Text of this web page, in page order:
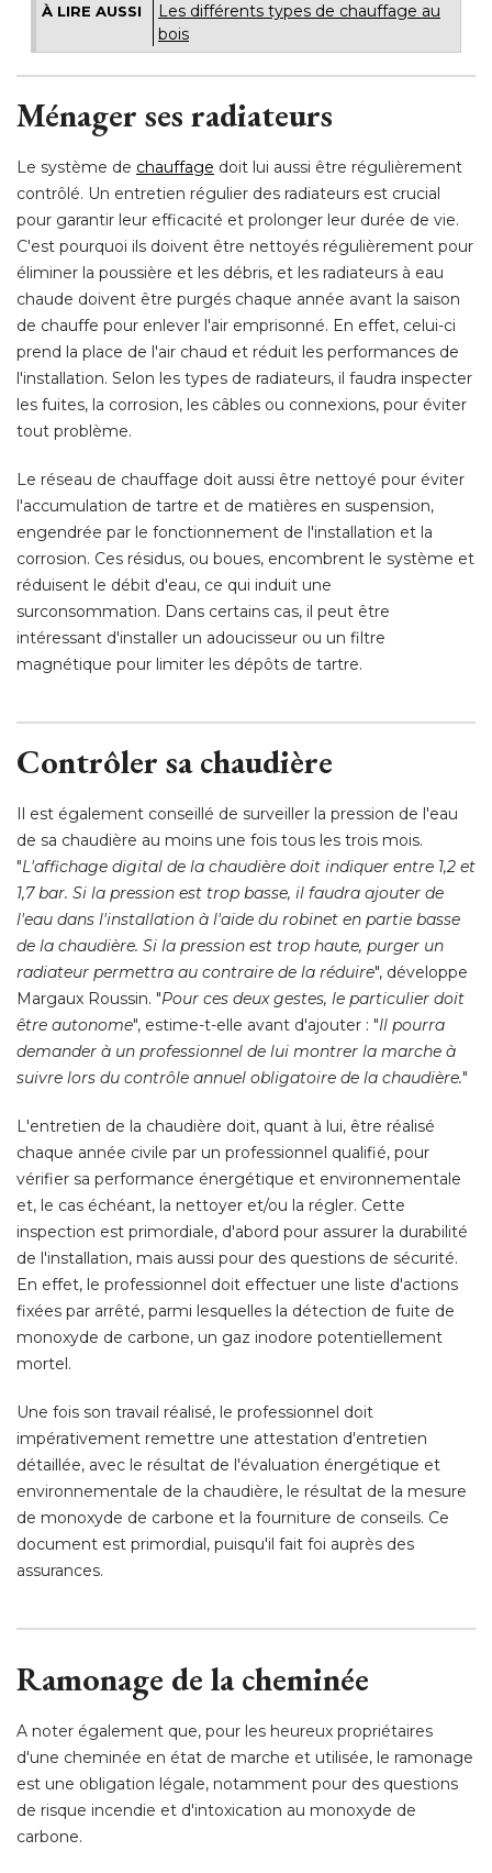
À LIRE AUSSI
Les différents types de chauffage au
bois
Ménager ses radiateurs
Le système de chauffage doit lui aussi être régulièrement
contrôlé. Un entretien régulier des radiateurs est crucial
pour garantir leur efficacité et prolonger leur durée de vie.
C'est pourquoi ils doivent être nettoyés régulièrement pour
éliminer la poussière et les débris, et les radiateurs à eau
chaude doivent être purgés chaque année avant la saison
de chauffe pour enlever l'air emprisonné. En effet, celui-ci
prend la place de l'air chaud et réduit les performances de
l'installation. Selon les types de radiateurs, il faudra inspecter
les fuites, la corrosion, les câbles ou connexions, pour éviter
tout problème.
Le réseau de chauffage doit aussi être nettoyé pour éviter
l'accumulation de tartre et de matières en suspension,
engendrée par le fonctionnement de l'installation et la
corrosion. Ces résidus, ou boues, encombrent le système et
réduisent le débit d'eau, ce qui induit une
surconsommation. Dans certains cas, il peut être
intéressant d'installer un adoucisseur ou un filtre
magnétique pour limiter les dépôts de tartre.
Contrôler sa chaudière
Il est également conseillé de surveiller la pression de l'eau
de sa chaudière au moins une fois tous les trois mois.
"L'affichage digital de la chaudière doit indiquer entre 1,2 et
1,7 bar. Si la pression est trop basse, il faudra ajouter de
l'eau dans l'installation à l'aide du robinet en partie basse
de la chaudière. Si la pression est trop haute, purger un
radiateur permettra au contraire de la réduire", développe
Margaux Roussin. "Pour ces deux gestes, le particulier doit
être autonome", estime-t-elle avant d'ajouter : "Il pourra
demander à un professionnel de lui montrer la marche à
suivre lors du contrôle annuel obligatoire de la chaudière."
L'entretien de la chaudière doit, quant à lui, être réalisé
chaque année civile par un professionnel qualifié, pour
vérifier sa performance énergétique et environnementale
et, le cas échéant, la nettoyer et/ou la régler. Cette
inspection est primordiale, d'abord pour assurer la durabilité
de l'installation, mais aussi pour des questions de sécurité.
En effet, le professionnel doit effectuer une liste d'actions
fixées par arrêté, parmi lesquelles la détection de fuite de
monoxyde de carbone, un gaz inodore potentiellement
mortel.
Une fois son travail réalisé, le professionnel doit
impérativement remettre une attestation d'entretien
détaillée, avec le résultat de l'évaluation énergétique et
environnementale de la chaudière, le résultat de la mesure
de monoxyde de carbone et la fourniture de conseils. Ce
document est primordial, puisqu'il fait foi auprès des
assurances.
Ramonage de la cheminée
A noter également que, pour les heureux propriétaires
d'une cheminée en état de marche et utilisée, le ramonage
est une obligation légale, notamment pour des questions
de risque incendie et d'intoxication au monoxyde de
carbone.